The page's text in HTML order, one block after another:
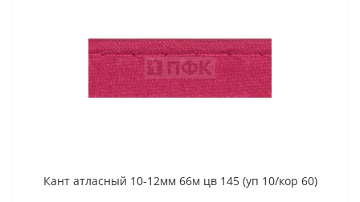
Кант атласный 10-12мм 66м цв 145 (уп 10/кор 60)